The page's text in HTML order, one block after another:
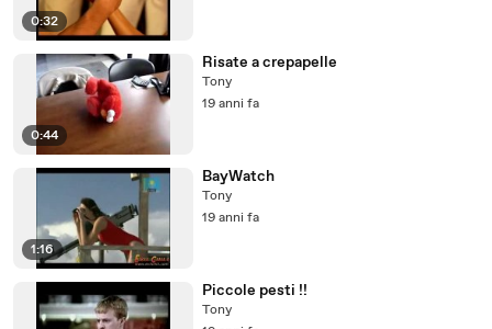
0:32
0:44
Risate a crepapelle
Tony
19 anni fa
1:16
BayWatch
Tony
19 anni fa
Piccole pesti !!
Tony